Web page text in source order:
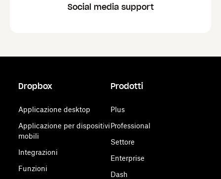
Social media support
Dropbox
Applicazione desktop
Applicazione per dispositivi
mobili
Integrazioni
Funzioni
Prodotti
Plus
Professional
Settore
Enterprise
Dash